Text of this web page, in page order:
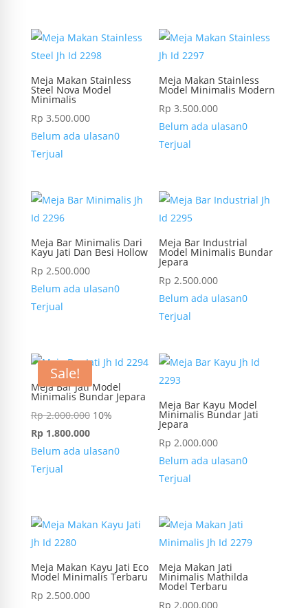
Meja Makan Stainless
Steel Nova Model
Minimalis
Rp 3.500.000
Belum ada ulasan0
Terjual
Meja Makan Stainless
Model Minimalis Modern
Rp 3.500.000
Belum ada ulasan0
Terjual
Meja Bar Minimalis Dari
Kayu Jati Dan Besi Hollow
Rp 2.500.000
Belum ada ulasan0
Terjual
Meja Bar Industrial
Model Minimalis Bundar
Jepara
Rp 2.500.000
Belum ada ulasan0
Terjual
Sale!
Meja Bar Jati Model
Minimalis Bundar Jepara
Rp2.000.000 10%
Rp1.800.000
Belum ada ulasan0
Terjual
Meja Bar Kayu Model
Minimalis Bundar Jati
Jepara
Rp 2.000.000
Belum ada ulasan0
Terjual
Meja Makan Kayu Jati Eco
Model Minimalis Terbaru
Rp 2.500.000
Meja Makan Jati
Minimalis Mathilda
Model Terbaru
Rp 2.000.000